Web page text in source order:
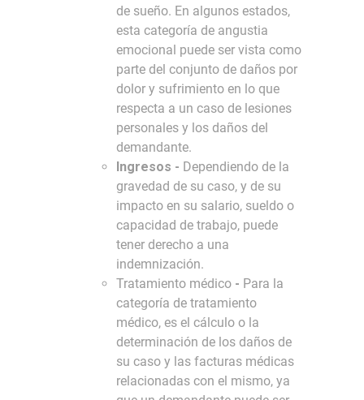
de sueño. En algunos estados,
esta categoría de angustia
emocional puede ser vista como
parte del conjunto de daños por
dolor y sufrimiento en lo que
respecta a un caso de lesiones
personales y los daños del
demandante.
Ingresos - Dependiendo de la
gravedad de su caso, y de su
impacto en su salario, sueldo o
capacidad de trabajo, puede
tener derecho a una
indemnización.
Tratamiento médico - Para la
categoría de tratamiento
médico, es el cálculo o la
determinación de los daños de
su caso y las facturas médicas
relacionadas con el mismo, ya